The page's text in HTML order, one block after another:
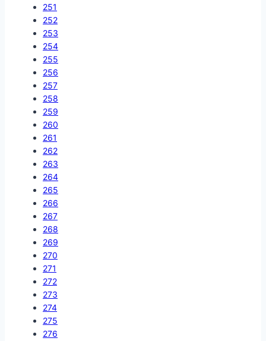
251
252
253
254
255
256
257
258
259
260
261
262
263
264
265
266
267
268
269
270
271
272
273
274
275
276